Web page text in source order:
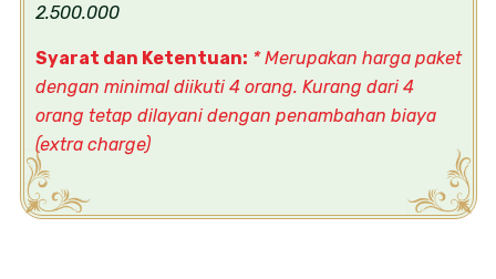
2.500.000
Syarat dan Ketentuan: * Merupakan harga paket
dengan minimal diikuti 4 orang. Kurang dari 4
orang tetap dilayani dengan penambahan biaya
(extra charge)